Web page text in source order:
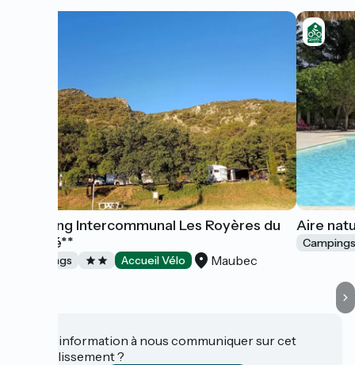
Camping Intercommunal Les Royères du
Prieuré**
Campings Accueil Vélo Maubec
Aire
Une information à nous communiquer sur cet
établissement ?